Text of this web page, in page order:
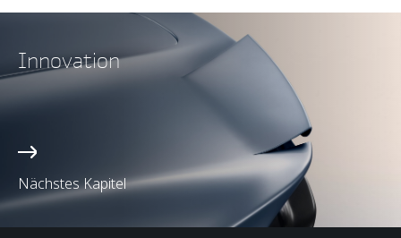
Nächstes Kapitel
Innovation